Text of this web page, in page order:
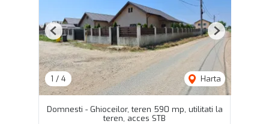
1 / 4 Harta
Previous Next
Domnesti - Ghioceilor, teren 590 mp, utilitati la
teren, acces STB